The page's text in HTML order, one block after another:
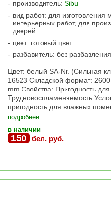
производитель: Sibu
вид работ: для изготовления
интерьерных работ, для
дверей
цвет: готовый цвет
разбавитель: без разбавления
Цвет: белый SA-Nr. (Сильная
16523 Складской формат:
mm Свойства: Пригодность
Трудновоспламеняемость
пригодность для влажных
клеевая основа Оборотная
подробнее
в наличии
150 бел. руб.